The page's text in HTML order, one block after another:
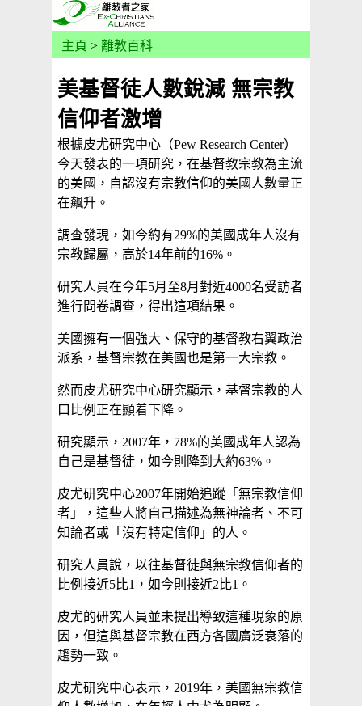
主頁 > 離教百科
美基督徒人數銳減 無宗教
信仰者激增
根據皮尤研究中心（Pew Research Center）
今天發表的一項研究，在基督教宗教為主流
的美國，自認沒有宗教信仰的美國人數量正
在飆升。
調查發現，如今約有29%的美國成年人沒有
宗教歸屬，高於14年前的16%。
研究人員在今年5月至8月對近4000名受訪者
進行問卷調查，得出這項結果。
美國擁有一個強大、保守的基督教右翼政治
派系，基督宗教在美國也是第一大宗教。
然而皮尤研究中心研究顯示，基督宗教的人
口比例正在顯着下降。
研究顯示，2007年，78%的美國成年人認為
自己是基督徒，如今則降到大約63%。
皮尤研究中心2007年開始追蹤「無宗教信仰
者」，這些人將自己描述為無神論者、不可
知論者或「沒有特定信仰」的人。
研究人員說，以往基督徒與無宗教信仰者的
比例接近5比1，如今則接近2比1。
皮尤的研究人員並未提出導致這種現象的原
因，但這與基督宗教在西方各國廣泛衰落的
趨勢一致。
皮尤研究中心表示，2019年，美國無宗教信